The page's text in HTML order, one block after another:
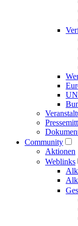
UN
Community
Aktionen
Weblinks